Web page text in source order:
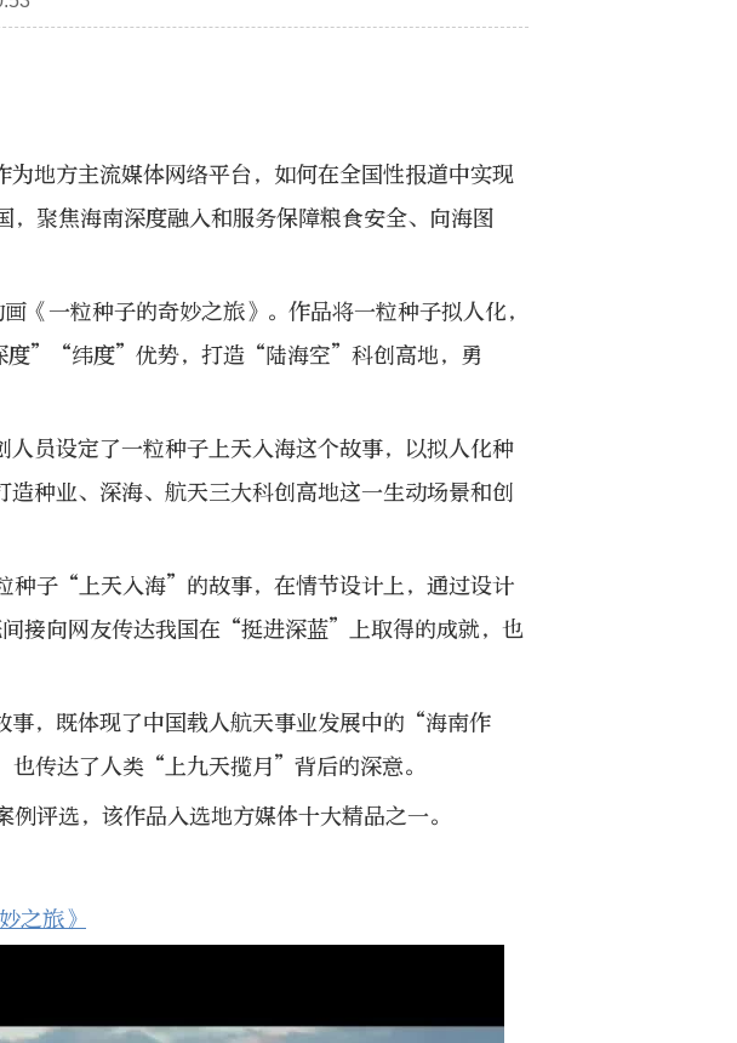
地方主流媒体网络平台，如何在全国性报道中实现
聚焦海南深度融入和服务保障粮食安全、向海图
《一粒种子的奇妙之旅》。作品将一粒种子拟人化，
度”“纬度”优势，打造“陆海空”科创高地，勇
员设定了一粒种子上天入海这个故事，以拟人化种
种业、深海、航天三大科创高地这一生动场景和创
种子“上天入海”的故事，在情节设计上，通过设计
接向网友传达我国在“挺进深蓝”上取得的成就，也
，既体现了中国载人航天事业发展中的“海南作
传达了人类“上九天揽月”背后的深意。
评选，该作品入选地方媒体十大精品之一。
之旅》